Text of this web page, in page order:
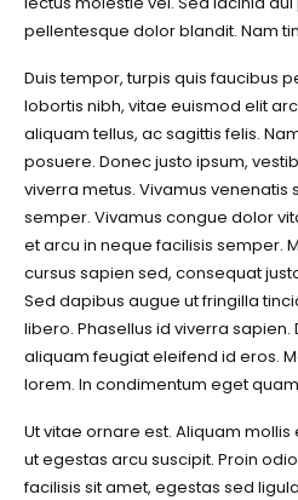
pellentesque dolor blandit. Nam
Duis tempor, turpis quis faucibus
lobortis nibh, vitae euismod elit
aliquam tellus, ac sagittis felis.
posuere. Donec justo ipsum,
viverra metus. Vivamus venenatis
semper. Vivamus congue dolor
et arcu in neque facilisis semper.
cursus sapien sed, consequat
Sed dapibus augue ut fringilla
libero. Phasellus id viverra
aliquam feugiat eleifend id eros.
lorem. In condimentum eget
Ut vitae ornare est. Aliquam
ut egestas arcu suscipit. Proin
facilisis sit amet, egestas sed